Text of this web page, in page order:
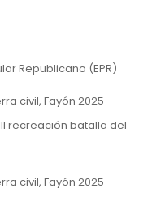
Republicano (EPR)
civil, Fayón 2025 -
recreación batalla del
civil, Fayón 2025 -